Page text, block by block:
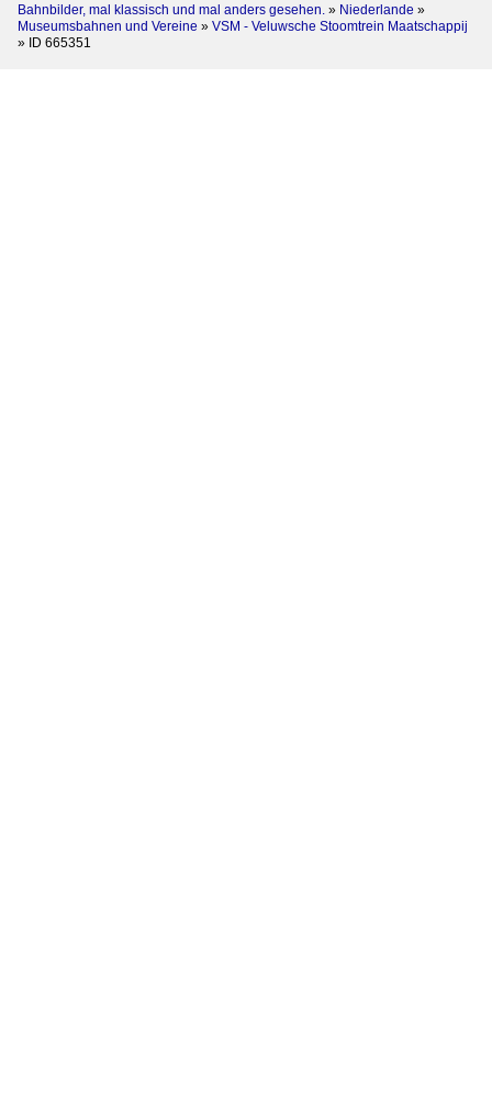
Bahnbilder, mal klassisch und mal anders gesehen. » Niederlande »
Museumsbahnen und Vereine » VSM - Veluwsche Stoomtrein Maatschappij
» ID 665351